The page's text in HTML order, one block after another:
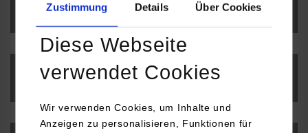
Zustimmung Details Über Cookies
Diese Webseite
verwendet Cookies
Wir verwenden Cookies, um Inhalte und
Anzeigen zu personalisieren, Funktionen für
Praxisarbeiten
Studienarbeiten